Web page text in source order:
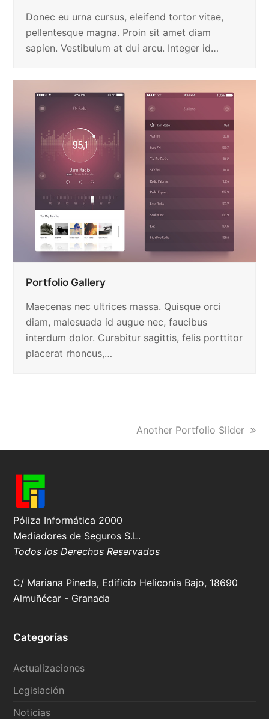
Donec eu urna cursus, eleifend tortor vitae,
pellentesque magna. Proin sit amet diam
sapien. Vestibulum at dui arcu. Integer id…
Portfolio Gallery
Maecenas nec ultrices massa. Quisque orci
diam, malesuada id augue nec, faucibus
interdum dolor. Curabitur sagittis, felis porttitor
placerat rhoncus,…
next
Another Portfolio Slider
Póliza Informática 2000
Mediadores de Seguros S.L.
Todos los Derechos Reservados
C/ Mariana Pineda, Edificio Heliconia Bajo, 18690
Almuñécar - Granada
Categorías
Actualizaciones
Legislación
Noticias